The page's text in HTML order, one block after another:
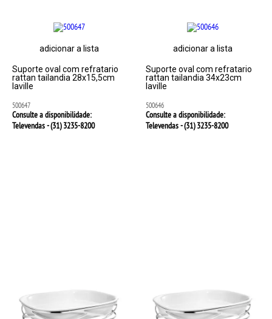
adicionar a lista
Suporte oval com refratario
rattan tailandia 28x15,5cm
laville
500647
Consulte a disponibilidade:
Televendas - (31)3235-8200
adicionar a lista
Suporte oval com refratario
rattan tailandia 34x23cm
laville
500646
Consulte a disponibilidade:
Televendas - (31)3235-8200